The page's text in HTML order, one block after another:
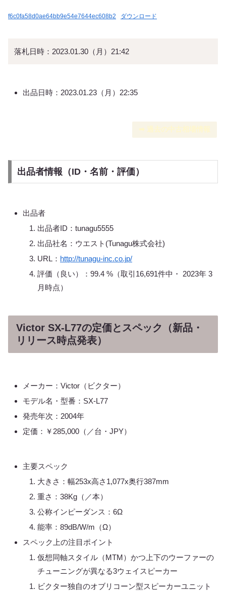
f6c0fa58d0ae64bb9e54e7644ec608b2 ダウンロード
落札日時：2023.01.30（月）21:42
出品日時：2023.01.23（月）22:35
➡︎ 過去の中古相場情報
出品者情報（ID・名前・評価）
出品者
出品者ID：tunagu5555
出品社名：ウエスト(Tunagu株式会社)
URL： http://tunagu-inc.co.jp/
評価（良い）：99.4 %（取引16,691件中・ 2023年 3
月時点）
Victor SX-L77の定価とスペック（新品・
リリース時点発表）
メーカー：Victor（ビクター）
モデル名・型番：SX-L77
発売年次：2004年
定価：￥285,000（／台・JPY）
主要スペック
大きさ：幅253x高さ1,077x奥行387mm
重さ：38Kg（／本）
公称インピーダンス：6Ω
能率：89dB/W/m（Ω）
スペック上の注目ポイント
仮想同軸スタイル（MTM）かつ上下のウーファーの
チューニングが異なる3ウェイスピーカー
ビクター独自のオブリコーン型スピーカーユニット